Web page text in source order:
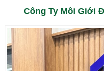
Cần thuê MBKD tại
Cần thuê MBKD tại Phường
Cần thuê MBKD tại Phường
Cần thuê MBKD tại Phường
Cần thuê MBKD tại
Cần thuê MBKD tại
Công Ty Môi Giới